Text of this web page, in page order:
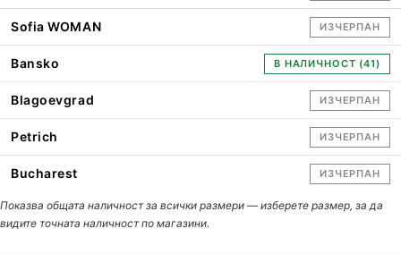
Sofia WOMAN ИЗЧЕРПАН
Bansko В НАЛИЧНОСТ (41)
Blagoevgrad ИЗЧЕРПАН
Petrich ИЗЧЕРПАН
Bucharest ИЗЧЕРПАН
Показва общата наличност за всички размери — изберете размер, за да
видите точната наличност по магазини.